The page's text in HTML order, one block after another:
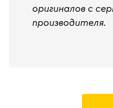
оригиналов с
производителя.